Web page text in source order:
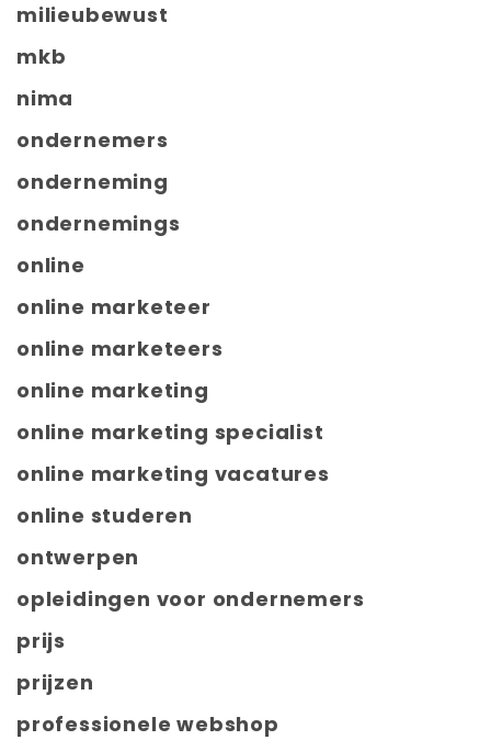
milieubewust
mkb
nima
ondernemers
onderneming
ondernemings
online
online marketeer
online marketeers
online marketing
online marketing specialist
online marketing vacatures
online studeren
ontwerpen
opleidingen voor ondernemers
prijs
prijzen
professionele webshop